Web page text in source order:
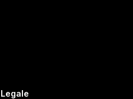
Legale